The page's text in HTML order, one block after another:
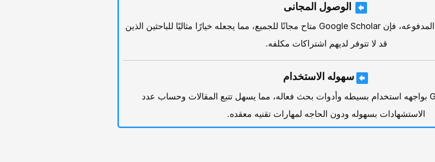
الوصول المجانی
على عکس قواعد البیانات المدفوعه، فإن Google Scholar متاح مجانًا للجمیع، مما یجعله خیارًا مثالیًا للباحثین الذین
قد لا تتوفر لدیهم اشتراکات مکلفه.
سهوله الاستخدام
یتمیز Google Scholar بواجهه استخدام بسیطه وأدوات بحث فعاله، مما یسهل تتبع المقالات وحساب عدد
الاستشهادات بسهوله ودون الحاجه لمهارات تقنیه معقده.